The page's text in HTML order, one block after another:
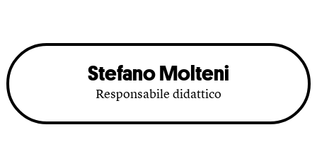
Stefano Molteni
Responsabile didattico